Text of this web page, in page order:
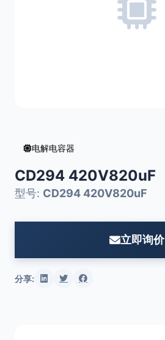
电解电容器
CD294 420V820uF
型号: CD294 420V820uF
立即询价
分享: